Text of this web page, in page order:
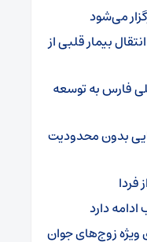
می‌شود
بیمار قلبی از
ملی فارس به توسعه
بدون محدودیت
فردا
دارد
زوج‌های جوان